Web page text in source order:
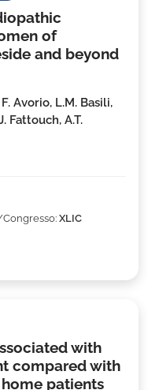
of
and beyond
Avorio, L.M. Basili,
Fattouch, A.T.
XLIC
with
compared with
patients